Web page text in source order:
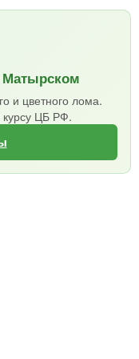
и цветного лома.
ЦБ РФ.